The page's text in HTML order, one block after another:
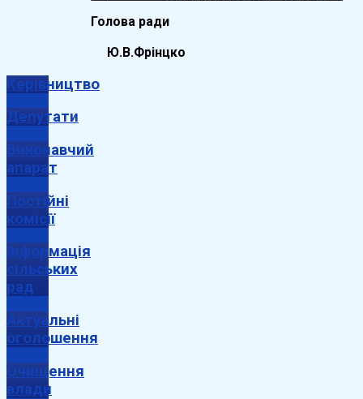
Голова ради
Ю.В.Фрінцко
Керівництво
Депутати
Виконавчий
апарат
Постійні
комісії
Інформація
сільських
рад
Актуальні
оголошення
Очищення
влади